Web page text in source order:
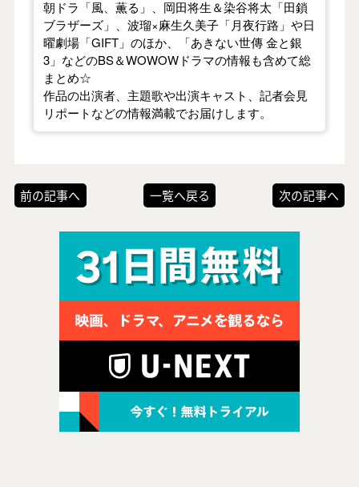
朝ドラ「風、薫る」、岡田将生＆染谷将太「田鎖
ブラザーズ」、波瑠×麻生久美子「月夜行路」や日
曜劇場「GIFT」のほか、「あきない世傳 金と銀
3」などのBS＆WOWOWドラマの情報も含めて総
まとめ☆
作品の出演者、主題歌や出演キャスト、記者会見
リポートなどの情報満載でお届けします。
前の記事へ 一覧へ戻る 次の記事へ